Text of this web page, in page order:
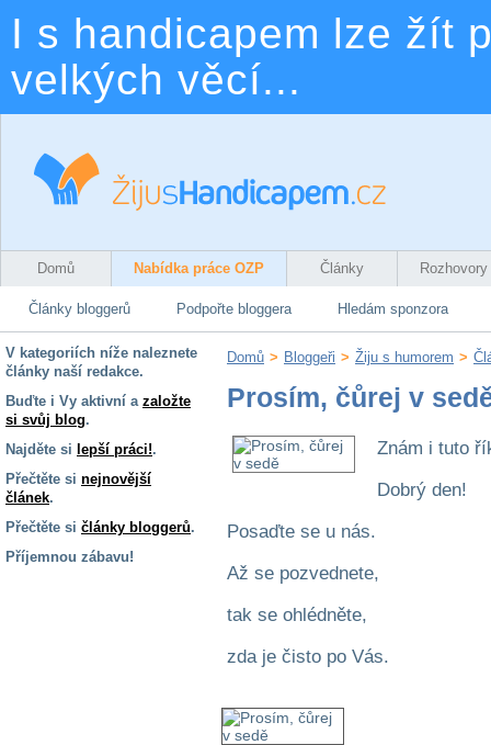
I s handicapem lze žít
velkých věcí...
Domů Nabídka práce OZP Články Rozhovory
Články bloggerů Podpořte bloggera Hledám sponzora
V kategoriích níže naleznete
články naší redakce.
Buďte i Vy aktivní a založte
si svůj blog.
Najděte si lepší práci!.
Přečtěte si nejnovější
článek.
Přečtěte si články bloggerů.
Příjemnou zábavu!
Domů > Bloggeři > Žiju s humorem >
Prosím, čůrej v
Znám i tuto
Dobrý den!
Posaďte se u nás.
Až se pozvednete,
tak se ohlédněte,
zda je čisto po Vás.